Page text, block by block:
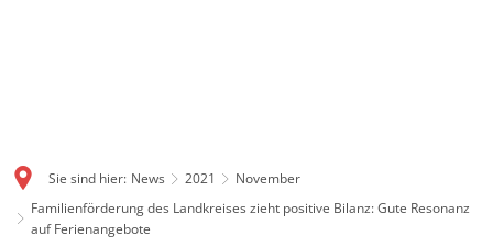
Sie sind hier: News 2021
November
Familienförderung des Landkreises zieht positive Bilanz: Gute Resonanz
auf Ferienangebote